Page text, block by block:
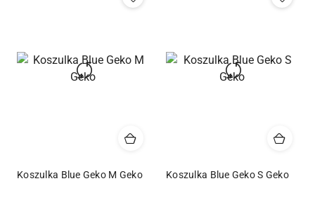
Koszulka Blue Geko M Geko Koszulka Blue Geko S Geko